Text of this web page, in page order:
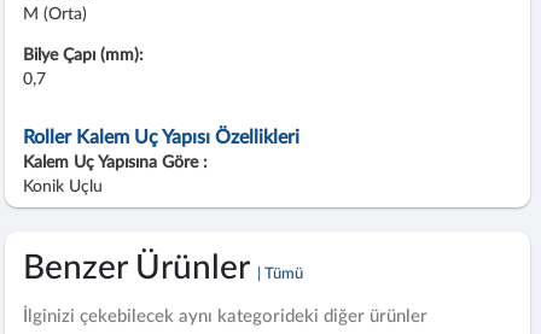
M (Orta)
Bilye Çapı (mm):
0,7
Roller Kalem Uç Yapısı Özellikleri
Kalem Uç Yapısına Göre :
Konik Uçlu
Benzer Ürünler | Tümü
İlginizi çekebilecek aynı kategorideki diğer ürünler